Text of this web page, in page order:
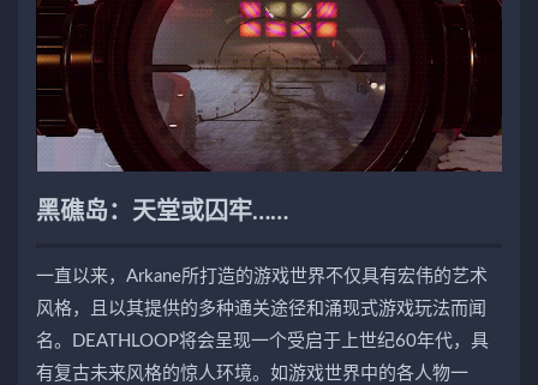
黑礁岛：天堂或囚牢……
一直以来，Arkane所打造的游戏世界不仅具有宏伟的艺术
风格，且以其提供的多种通关途径和涌现式游戏玩法而闻
名。DEATHLOOP将会呈现一个受启于上世纪60年代，具
有复古未来风格的惊人环境。如游戏世界中的各人物一